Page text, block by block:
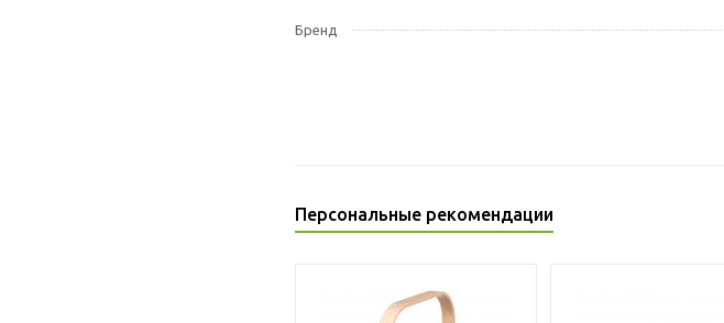
Бренд
Персональные рекомендации